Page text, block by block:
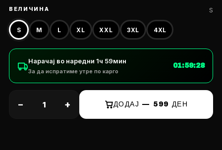
ВЕЛИЧИНА S
S M L XL XXL 3XL 4XL
Нарачај во наредни 1ч 59мин
За да испратиме утре по карго
01:59:28
− + ДОДАЈ — 599 ДЕН